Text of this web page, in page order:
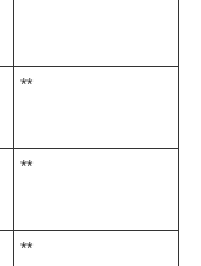
**
**
**